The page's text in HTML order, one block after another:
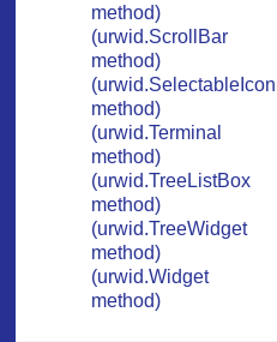
method)
(urwid.ScrollBar
method)
(urwid.SelectableIcon
method)
(urwid.Terminal
method)
(urwid.TreeListBox
method)
(urwid.TreeWidget
method)
(urwid.Widget
method)